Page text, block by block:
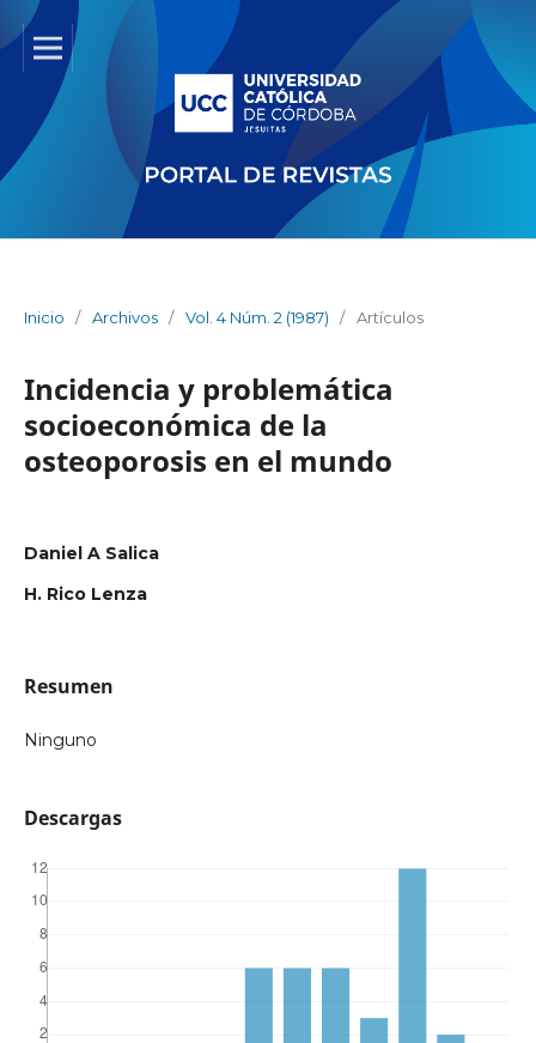
Inicio / Archivos / Vol. 4 Núm. 2 (1987) / Artículos
Incidencia y problemática
socioeconómica de la
osteoporosis en el mundo
Daniel A Salica
H. Rico Lenza
Resumen
Ninguno
Descargas